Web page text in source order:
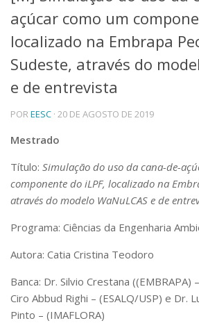
Telefones e Mapas
Pessoas
Ensino
Graduação
Pós-Graduação
Cursos de Extensão
Pesquisa e Inovação
Centros, Núcleos e Projetos em Rede
Pós-doutorado
Iniciação Científica
Empresas Juniores
Extensão à Comunidade
Artes, Cultura e Esportes
Museus e Espaços Interativos
Serviços
açúcar como um
localizado na Embrapa
Sudeste, através do
e de entrevista
POREESC · 20 DE AGOSTO DE 2019
Mestrado
Título: Simulação do uso da cana-de-
componente do iLPF, localizado na
através do modelo WaNuLCAS e de
Programa: Ciências da Engenharia
Autora: Catia Cristina Teodoro
Banca: Dr. Silvio Crestana
Ciro Abbud Righi – (ESALQ/USP) e Dr.
Pinto – (IMAFLORA)